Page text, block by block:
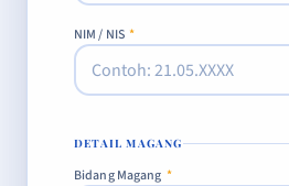
NIM / NIS *
DETAIL MAGANG
Bidang Magang *